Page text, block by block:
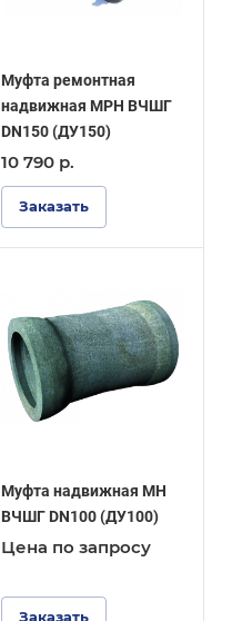
Муфта ремонтная
надвижная МРН ВЧШГ
DN150 (ДУ150)
10 790 р.
Заказать
Муфта надвижная МН
ВЧШГ DN100 (ДУ100)
Цена по запросу
Заказать